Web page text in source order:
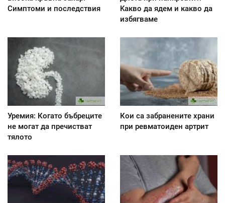
Симптоми и последствия
Kакво да ядем и какво да
избягваме
Уремия: Когато бъбреците
не могат да пречистват
тялото
Кои са забранените храни
при ревматоиден артрит